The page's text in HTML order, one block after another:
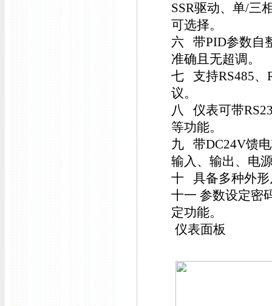
SSR驱动、单/三
可选择。
六 带PID参数自
准确且无超调。
七 支持RS485、
议。
八 仪表可带
等功能。
九 带DC24V馈
输入、输出、电
十 具备多种外形
十一 参数设定密
定功能。
仪表面板